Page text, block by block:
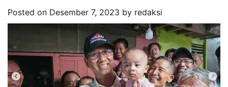
Posted on Desember 7, 2023 by redaksi